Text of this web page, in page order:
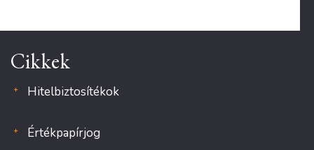
Cikkek
Hitelbiztosítékok
Értékpapírjog